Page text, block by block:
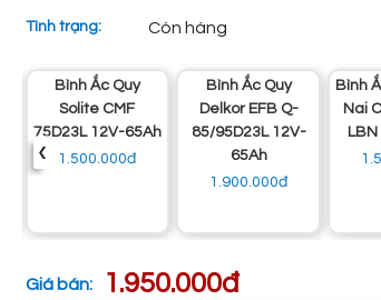
Tình trạng: Còn hàng
Bình Ắc Quy
Solite CMF
75D23L 12V-65Ah
1.500.000đ
Bình Ắc Quy
Delkor EFB Q-
85/95D23L 12V-
1.900.000đ
Bình Ắc
Nai CMF
LBN
‹
Giá bán: 1.950.000đ